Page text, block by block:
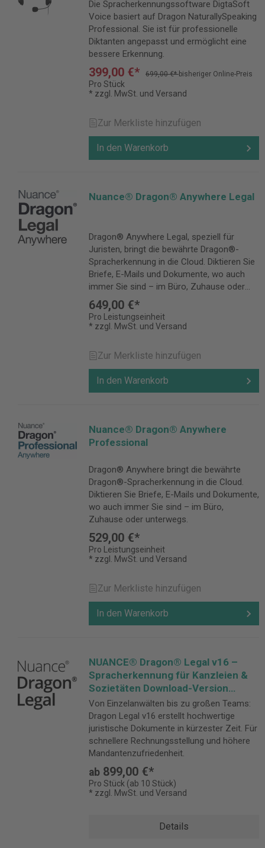
Die Spracherkennungssoftware DigtaSoft
Voice basiert auf Dragon NaturallySpeaking
Professional. Sie ist für professionelle
Diktanten angepasst und ermöglicht eine
bessere Erkennung.
399,00 €* 699,00 €*bisheriger Online-Preis
Pro Stück
* zzgl. MwSt. und Versand
Zur Merkliste hinzufügen
In den Warenkorb
Nuance® Dragon® Anywhere Legal
Dragon® Anywhere Legal, speziell für
Juristen, bringt die bewährte Dragon®-
Spracherkennung in die Cloud. Diktieren Sie
Briefe, E-Mails und Dokumente, wo auch
immer Sie sind – im Büro, Zuhause oder
unterwegs.
649,00 €*
Pro Leistungseinheit
* zzgl. MwSt. und Versand
Zur Merkliste hinzufügen
In den Warenkorb
Nuance® Dragon® Anywhere
Professional
Dragon® Anywhere bringt die bewährte
Dragon®-Spracherkennung in die Cloud.
Diktieren Sie Briefe, E-Mails und Dokumente,
wo auch immer Sie sind – im Büro,
Zuhause oder unterwegs.
529,00 €*
Pro Leistungseinheit
* zzgl. MwSt. und Versand
Zur Merkliste hinzufügen
In den Warenkorb
NUANCE® Dragon® Legal v16 –
Spracherkennung für Kanzleien &
Sozietäten Download-Version
(Bearbeitungszeit: bis zu 3
Werktage)
Von Einzelanwälten bis zu großen Teams:
Dragon Legal v16 erstellt hochwertige
juristische Dokumente in kürzester Zeit. Für
schnellere Rechnungsstellung und höhere
Mandantenzufriedenheit.
ab 899,00 €*
Pro Stück (ab 10 Stück)
* zzgl. MwSt. und Versand
Details